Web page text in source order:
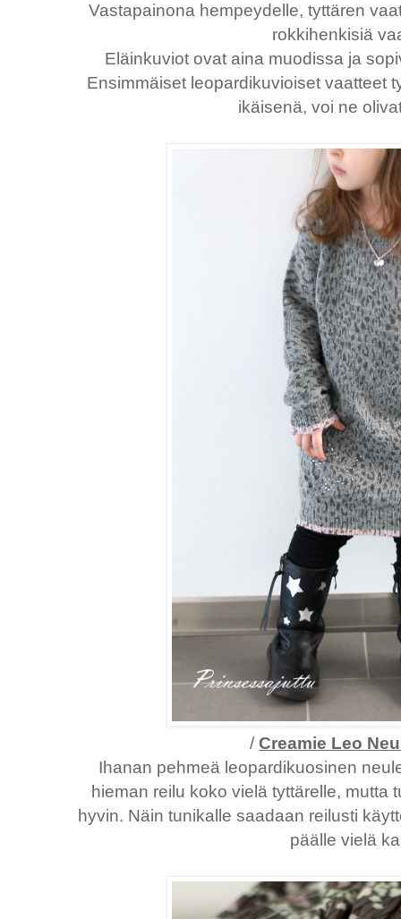
Vastapainona hempeydelle, tyttären
rokkihenkisiä
Eläinkuviot ovat aina muodissa ja
Ensimmäiset leopardikuvioiset vaatteet
ikäisenä, voi ne
/Creamie Leo
Ihanan pehmeä leopardikuosinen
hieman reilu koko vielä tyttärelle, mutta
hyvin. Näin tunikalle saadaan reilusti
päälle vielä